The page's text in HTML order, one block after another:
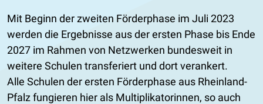
Mit Beginn der zweiten Förderphase im Juli 2023
werden die Ergebnisse aus der ersten Phase bis Ende
2027 im Rahmen von Netzwerken bundesweit in
weitere Schulen transferiert und dort verankert.
Alle Schulen der ersten Förderphase aus Rheinland-
Pfalz fungieren hier als Multiplikatorinnen, so auch